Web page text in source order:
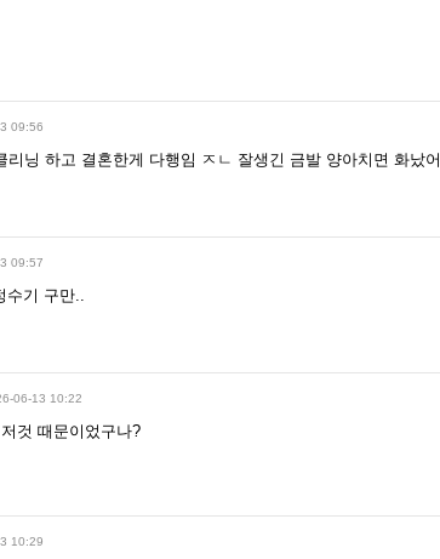
09:56
리닝 하고 결혼한게 다행임 ㅈㄴ 잘생긴 금발 양아치면 화났어
09:57
수기 구만..
06-13 10:22
것 때문이었구나?
10:29